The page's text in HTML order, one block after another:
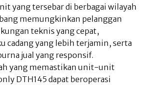
yang tersebar di berbagai wilayah
memungkinkan pelanggan
teknis yang cepat,
cadang yang lebih terjamin, serta
jual yang responsif.
yang memastikan unit-unit
DTH145 dapat beroperasi